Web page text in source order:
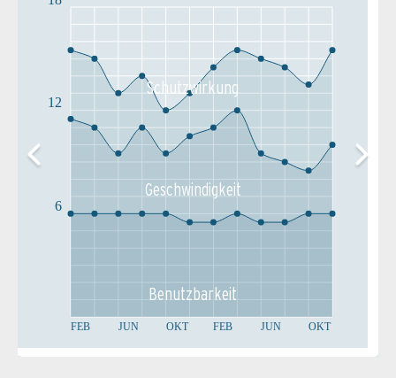
FEB JUN OKT FEB JUN OKT
6
12
Schutz­wirkung
Geschw­indigkeit
Benutz­barkeit